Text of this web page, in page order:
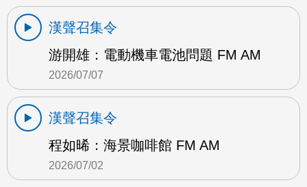
漢聲召集令
游開雄：電動機車電池問題 FM AM
2026/07/07
漢聲召集令
程如晞：海景咖啡館 FM AM
2026/07/02